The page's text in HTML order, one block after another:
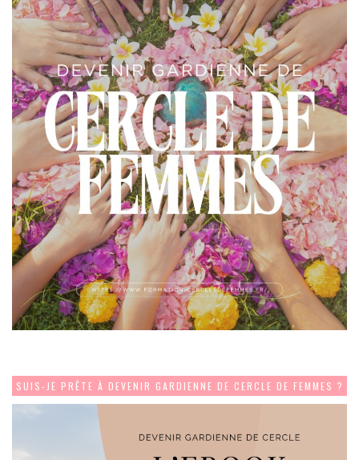
SUIS-JE PRÊTE À DEVENIR GARDIENNE DE CERCLE DE FEMMES ?